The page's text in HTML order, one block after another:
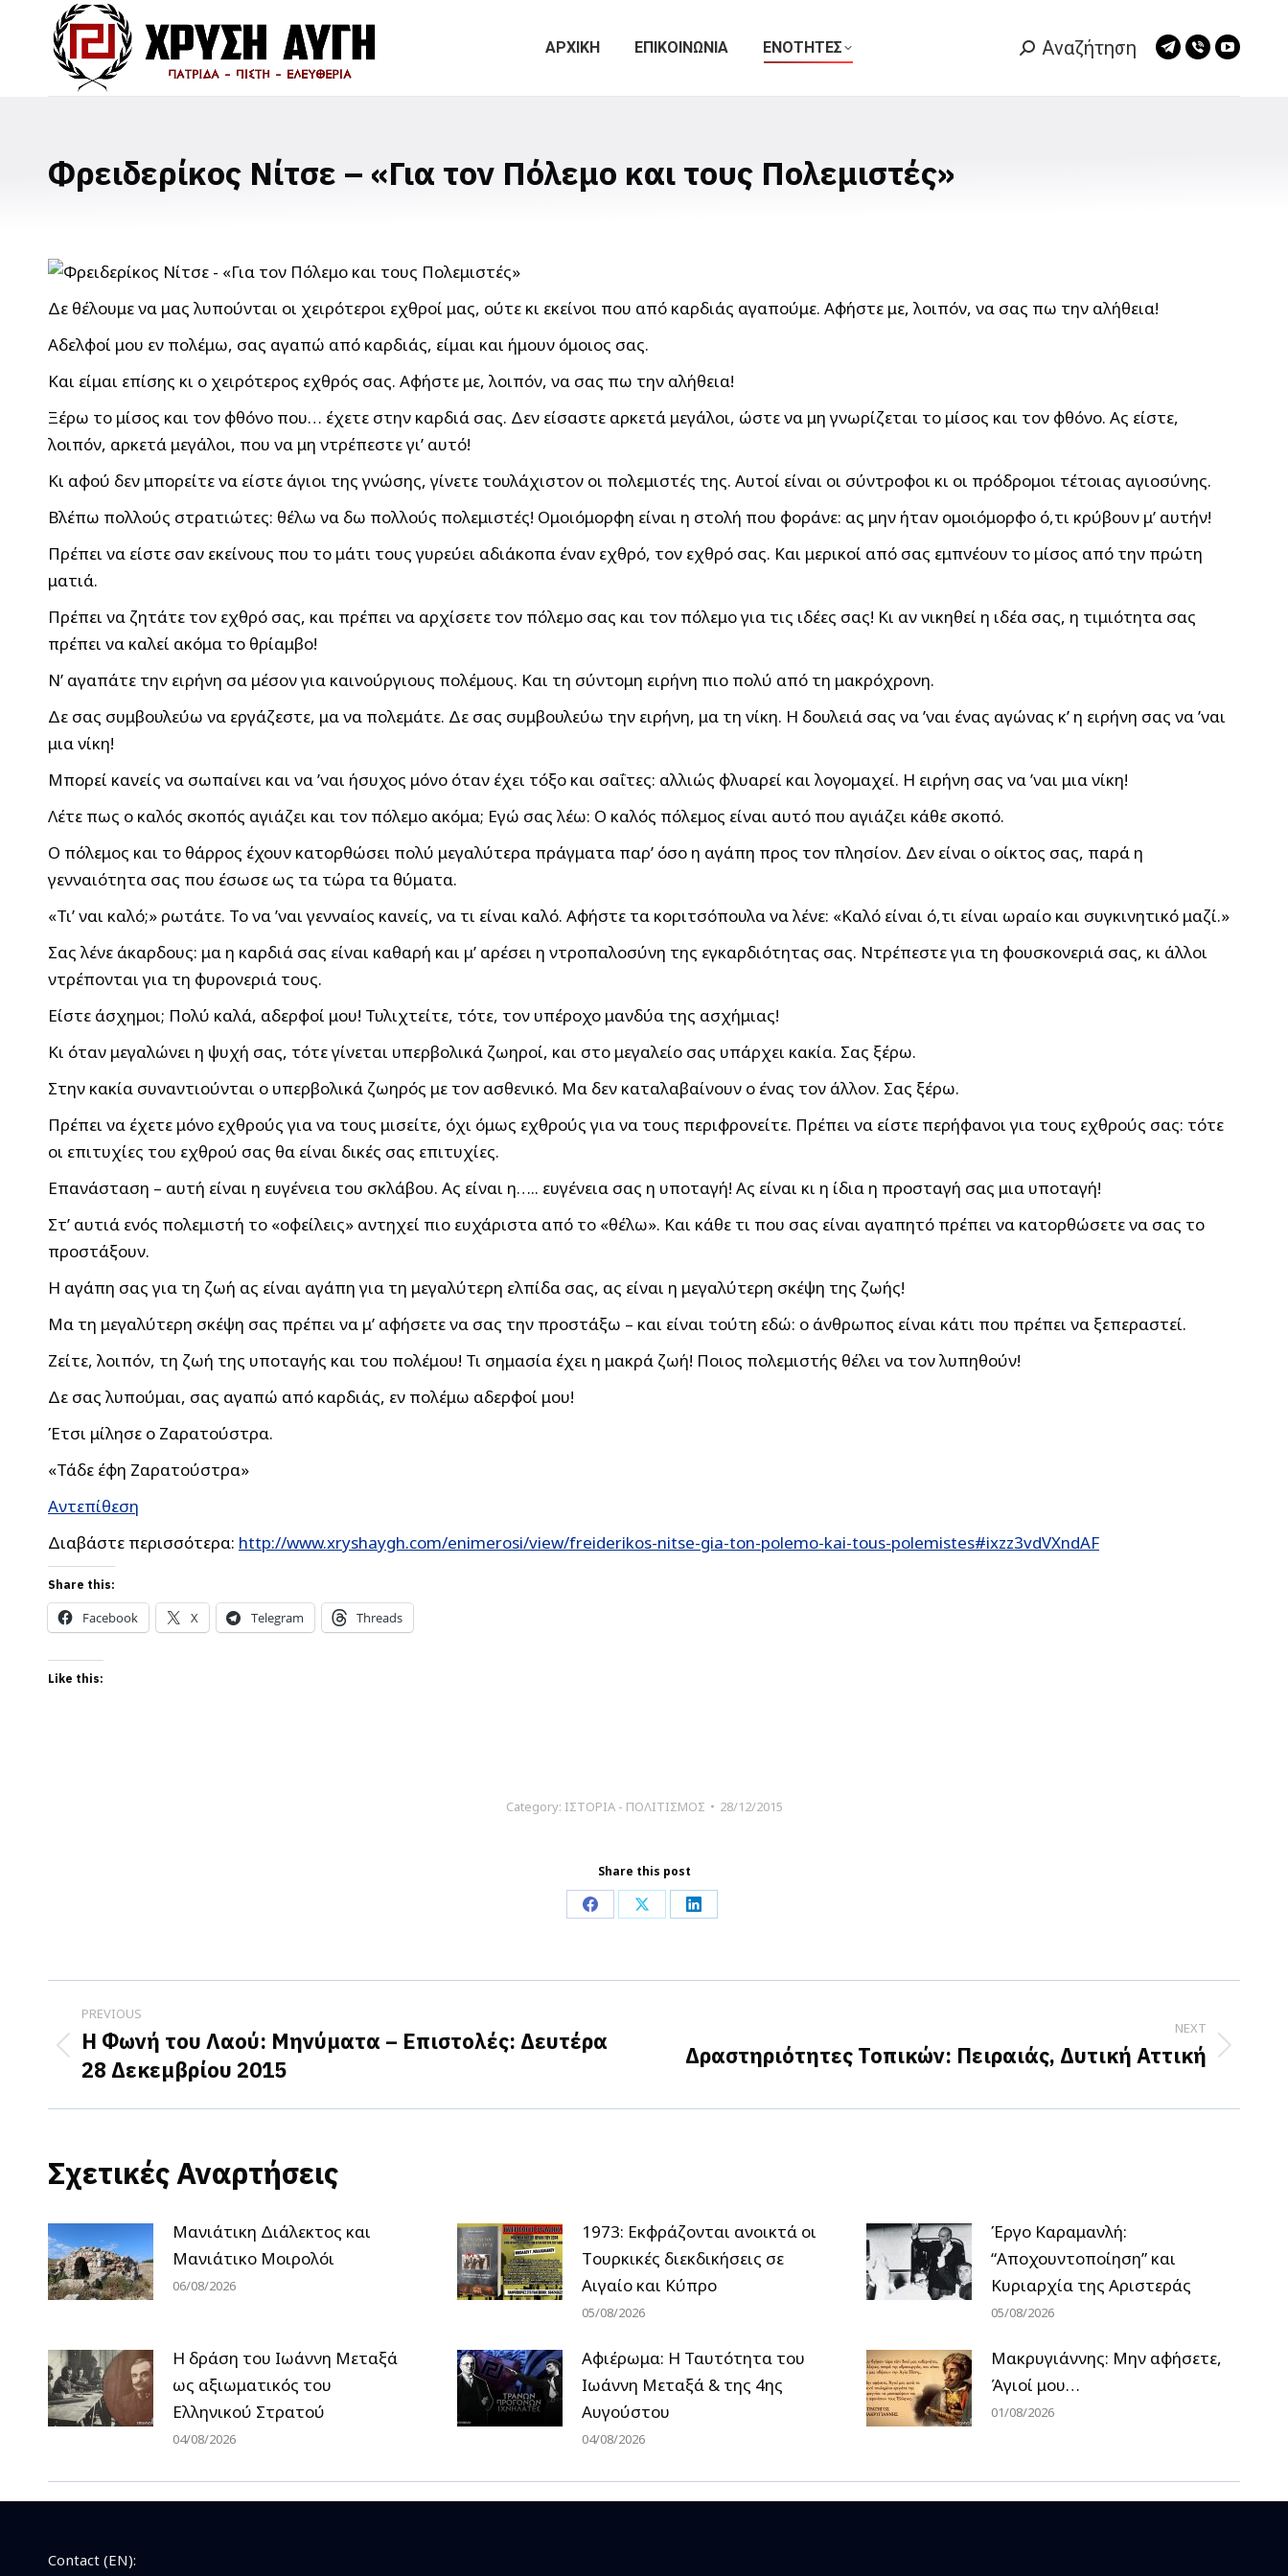
ΑΡΧΙΚΗ ΕΠΙΚΟΙΝΩΝΙΑ ΕΝΟΤΗΤΕΣ Search:
Αναζήτηση
Telegram
Viber
Φρειδερίκος Νίτσε – «Για τον Πόλεμο και τους Πολεμιστές»
Δε θέλουμε να μας λυπούνται οι χειρότεροι εχθροί μας, ούτε κι εκείνοι που από καρδιάς αγαπούμε. Αφήστε με, λοιπόν, να σας πω την αλήθεια!
Αδελφοί μου εν πολέμω, σας αγαπώ από καρδιάς, είμαι και ήμουν όμοιος σας.
Και είμαι επίσης κι ο χειρότερος εχθρός σας. Αφήστε με, λοιπόν, να σας πω την αλήθεια!
Ξέρω το μίσος και τον φθόνο που… έχετε στην καρδιά σας. Δεν είσαστε αρκετά μεγάλοι, ώστε να μη γνωρίζεται το μίσος και τον φθόνο. Ας είστε,
λοιπόν, αρκετά μεγάλοι, που να μη ντρέπεστε γι’ αυτό!
Κι αφού δεν μπορείτε να είστε άγιοι της γνώσης, γίνετε τουλάχιστον οι πολεμιστές της. Αυτοί είναι οι σύντροφοι κι οι πρόδρομοι τέτοιας αγιοσύνης.
Βλέπω πολλούς στρατιώτες: θέλω να δω πολλούς πολεμιστές! Ομοιόμορφη είναι η στολή που φοράνε: ας μην ήταν ομοιόμορφο ό,τι κρύβουν μ’ αυτήν!
Πρέπει να είστε σαν εκείνους που το μάτι τους γυρεύει αδιάκοπα έναν εχθρό, τον εχθρό σας. Και μερικοί από σας εμπνέουν το μίσος από την πρώτη
ματιά.
Πρέπει να ζητάτε τον εχθρό σας, και πρέπει να αρχίσετε τον πόλεμο σας και τον πόλεμο για τις ιδέες σας! Κι αν νικηθεί η ιδέα σας, η τιμιότητα σας
πρέπει να καλεί ακόμα το θρίαμβο!
Ν’ αγαπάτε την ειρήνη σα μέσον για καινούργιους πολέμους. Και τη σύντομη ειρήνη πιο πολύ από τη μακρόχρονη.
Δε σας συμβουλεύω να εργάζεστε, μα να πολεμάτε. Δε σας συμβουλεύω την ειρήνη, μα τη νίκη. Η δουλειά σας να ’ναι ένας αγώνας κ’ η ειρήνη σας να ’ναι
μια νίκη!
Μπορεί κανείς να σωπαίνει και να ’ναι ήσυχος μόνο όταν έχει τόξο και σαΐτες: αλλιώς φλυαρεί και λογομαχεί. Η ειρήνη σας να ’ναι μια νίκη!
Λέτε πως ο καλός σκοπός αγιάζει και τον πόλεμο ακόμα; Εγώ σας λέω: Ο καλός πόλεμος είναι αυτό που αγιάζει κάθε σκοπό.
Ο πόλεμος και το θάρρος έχουν κατορθώσει πολύ μεγαλύτερα πράγματα παρ’ όσο η αγάπη προς τον πλησίον. Δεν είναι ο οίκτος σας, παρά η
γενναιότητα σας που έσωσε ως τα τώρα τα θύματα.
«Τι’ ναι καλό;» ρωτάτε. Το να ’ναι γενναίος κανείς, να τι είναι καλό. Αφήστε τα κοριτσόπουλα να λένε: «Καλό είναι ό,τι είναι ωραίο και συγκινητικό μαζί.»
Σας λένε άκαρδους: μα η καρδιά σας είναι καθαρή και μ’ αρέσει η ντροπαλοσύνη της εγκαρδιότητας σας. Ντρέπεστε για τη φουσκονεριά σας, κι άλλοι
ντρέπονται για τη φυρονεριά τους.
Είστε άσχημοι; Πολύ καλά, αδερφοί μου! Τυλιχτείτε, τότε, τον υπέροχο μανδύα της ασχήμιας!
Κι όταν μεγαλώνει η ψυχή σας, τότε γίνεται υπερβολικά ζωηροί, και στο μεγαλείο σας υπάρχει κακία. Σας ξέρω.
Στην κακία συναντιούνται ο υπερβολικά ζωηρός με τον ασθενικό. Μα δεν καταλαβαίνουν ο ένας τον άλλον. Σας ξέρω.
Πρέπει να έχετε μόνο εχθρούς για να τους μισείτε, όχι όμως εχθρούς για να τους περιφρονείτε. Πρέπει να είστε περήφανοι για τους εχθρούς σας: τότε
οι επιτυχίες του εχθρού σας θα είναι δικές σας επιτυχίες.
Επανάσταση – αυτή είναι η ευγένεια του σκλάβου. Ας είναι η….. ευγένεια σας η υποταγή! Ας είναι κι η ίδια η προσταγή σας μια υποταγή!
Στ’ αυτιά ενός πολεμιστή το «οφείλεις» αντηχεί πιο ευχάριστα από το «θέλω». Και κάθε τι που σας είναι αγαπητό πρέπει να κατορθώσετε να σας το
προστάξουν.
Η αγάπη σας για τη ζωή ας είναι αγάπη για τη μεγαλύτερη ελπίδα σας, ας είναι η μεγαλύτερη σκέψη της ζωής!
Μα τη μεγαλύτερη σκέψη σας πρέπει να μ’ αφήσετε να σας την προστάξω – και είναι τούτη εδώ: ο άνθρωπος είναι κάτι που πρέπει να ξεπεραστεί.
Ζείτε, λοιπόν, τη ζωή της υποταγής και του πολέμου! Τι σημασία έχει η μακρά ζωή! Ποιος πολεμιστής θέλει να τον λυπηθούν!
Δε σας λυπούμαι, σας αγαπώ από καρδιάς, εν πολέμω αδερφοί μου!
Έτσι μίλησε ο Ζαρατούστρα.
«Τάδε έφη Ζαρατούστρα»
Αντεπίθεση
Διαβάστε περισσότερα: http://www.xryshaygh.com/enimerosi/view/freiderikos-nitse-gia-ton-polemo-kai-tous-polemistes#ixzz3vdVXndAF
Share this:
Facebook X Telegram Threads
Like this:
Category: ΙΣΤΟΡΙΑ - ΠΟΛΙΤΙΣΜΟΣ 28/12/2015
Share this post
Share
Facebook
Share
X
Share
LinkedIn
Post
navigation
PREVIOUS
Previous
post:
Η Φωνή του Λαού: Μηνύματα – Επιστολές: Δευτέρα
28 Δεκεμβρίου 2015
NEXT
Next
Δραστηριότητες Τοπικών: Πειραιάς, Δυτική Αττική
Σχετικές Αναρτήσεις
Μανιάτικη Διάλεκτος και
Μανιάτικο Μοιρολόι
06/08/2026
1973: Εκφράζονται ανοικτά οι
Tουρκικές διεκδικήσεις σε
Αιγαίο και Κύπρο
05/08/2026
Έργο Καραμανλή:
“Αποχουντοποίηση” και
Κυριαρχία της Αριστεράς
05/08/2026
H δράση του Ιωάννη Μεταξά
ως αξιωματικός του
Ελληνικού Στρατού
04/08/2026
Αφιέρωμα: Η Ταυτότητα του
Ιωάννη Μεταξά & της 4ης
Αυγούστου
04/08/2026
Μακρυγιάννης: Μην αφήσετε,
Άγιοί μου…
01/08/2026
Contact (EN):